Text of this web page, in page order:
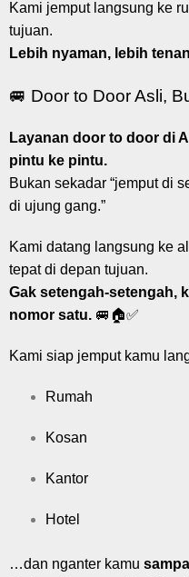
Kami jemput langsung ke
tujuan.
Lebih nyaman, lebih
🚐 Door to Door Asli,
Layanan door to door di
pintu ke pintu.
Bukan sekadar “jemput di
di ujung gang.”
Kami datang langsung ke
tepat di depan tujuan.
Gak setengah-setengah,
nomor satu. 🚐🏠✅
Kami siap jemput kamu
Rumah
Kosan
Kantor
Hotel
…dan nganter kamu